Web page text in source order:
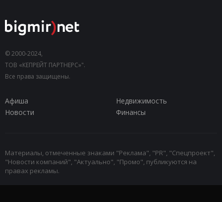
© 2000-2024,
ТОВ «КЕПРЕЙТ ПАРТНЕРС»".
Все права защищены.
Афиша
Недвижимость
Новости
Финансы
Материалы, отмеченные знаками "Реклама", "PR", "Спецпроект",
"Новости компаний", "Актуально", "Промо", публикуются на
правах рекламы.